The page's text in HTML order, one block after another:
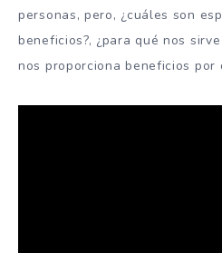
personas, pero, ¿cuáles son
beneficios?, ¿para qué nos
nos proporciona beneficios por